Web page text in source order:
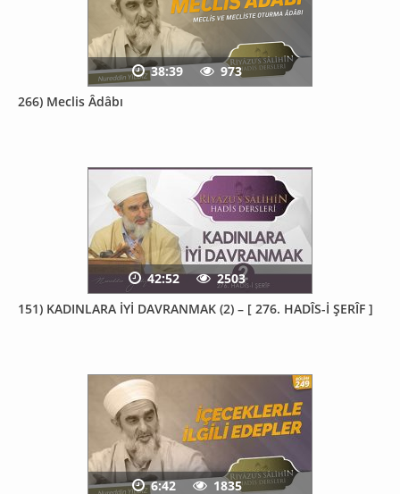
266) Meclis Âdâbı
38:39 973
151) KADINLARA İYİ DAVRANMAK (2) – [ 276. HADÎS-İ ŞERÎF ]
42:52 2503
6:42 1835